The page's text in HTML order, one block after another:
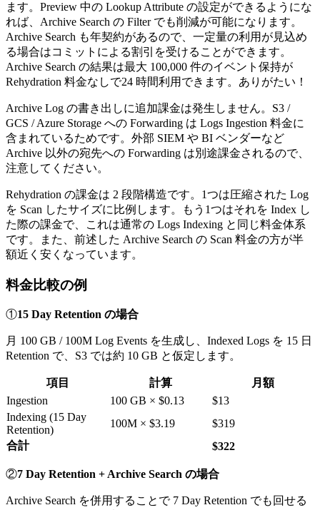
ます。Preview 中の Lookup Attribute の設定ができるようにな
れば、Archive Search の Filter でも削減が可能になります。
Archive Search も年契約があるので、一定量の利用が見込め
る場合はコミットによる割引を受けることができます。
Archive Search の結果は最大 100,000 件のイベント保持が
Rehydration 料金なしで24 時間利用できます。ありがたい！
Archive Log の書き出しに追加課金は発生しません。S3 /
GCS / Azure Storage への Forwarding は Logs Ingestion 料金に
含まれているためです。外部 SIEM や BI ベンダーなど
Archive 以外の宛先への Forwarding は別途課金されるので、
注意してください。
Rehydration の課金は 2 段階構造です。1つは圧縮された Log
を Scan したサイズに比例します。もう1つはそれを Index し
た際の課金で、これは通常の Logs Indexing と同じ料金体系
です。また、前述した Archive Search の Scan 料金の方が半
額近く安くなっています。
料金比較の例
①15 Day Retention の場合
月 100 GB / 100M Log Events を生成し、Indexed Logs を 15 日
Retention で、S3 では約 10 GB と仮定します。
項目 計算
月額
Ingestion
100 GB × $0.13
$13
Indexing (15 Day
Retention)
100M × $3.19
$319
合計
$322
②7 Day Retention + Archive Search の場合
Archive Search を併用することで 7 Day Retention でも回せる